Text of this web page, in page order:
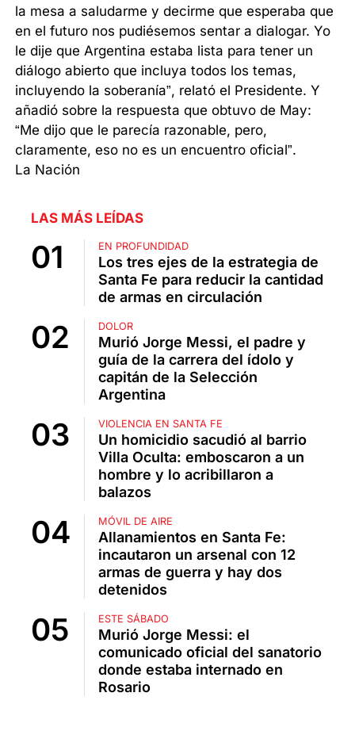
la mesa a saludarme y decirme que esperaba que
en el futuro nos pudiésemos sentar a dialogar. Yo
le dije que Argentina estaba lista para tener un
diálogo abierto que incluya todos los temas,
incluyendo la soberanía”, relató el Presidente. Y
añadió sobre la respuesta que obtuvo de May:
“Me dijo que le parecía razonable, pero,
claramente, eso no es un encuentro oficial”.
La Nación
LAS MÁS LEÍDAS
EN PROFUNDIDAD
Los tres ejes de la estrategia de
Santa Fe para reducir la cantidad
de armas en circulación
DOLOR
Murió Jorge Messi, el padre y
guía de la carrera del ídolo y
capitán de la Selección
Argentina
VIOLENCIA EN SANTA FE
Un homicidio sacudió al barrio
Villa Oculta: emboscaron a un
hombre y lo acribillaron a
balazos
MÓVIL DE AIRE
Allanamientos en Santa Fe:
incautaron un arsenal con 12
armas de guerra y hay dos
detenidos
ESTE SÁBADO
Murió Jorge Messi: el
comunicado oficial del sanatorio
donde estaba internado en
Rosario